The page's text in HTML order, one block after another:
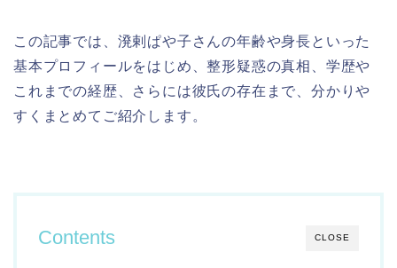
この記事では、溌剌ぱや子さんの年齢や身長といった
基本プロフィールをはじめ、整形疑惑の真相、学歴や
これまでの経歴、さらには彼氏の存在まで、分かりや
すくまとめてご紹介します。
CLOSE
Contents